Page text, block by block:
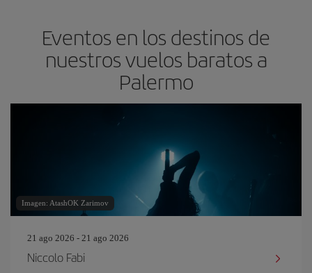
Eventos en los destinos de
nuestros vuelos baratos a
Palermo
Imagen: AtashOK Zarimov
21 ago 2026 - 21 ago 2026
Niccolo Fabi